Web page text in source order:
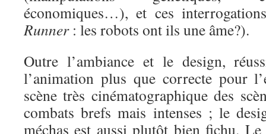
économiques…), et ces
Runner: les robots ont ils une âme?).
Outre l’ambiance et le design,
l’animation plus que correcte pour
scène très cinématographique des
combats brefs mais intenses ; le
méchas est aussi plutôt bien fichu.